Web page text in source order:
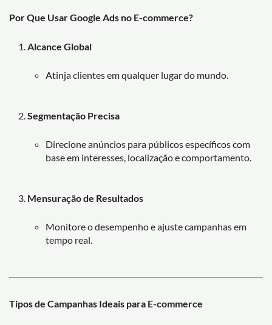
Por Que Usar Google Ads no E-commerce?
Alcance Global
Atinja clientes em qualquer lugar do mundo.
Segmentação Precisa
Direcione anúncios para públicos específicos com
base em interesses, localização e comportamento.
Mensuração de Resultados
Monitore o desempenho e ajuste campanhas em
tempo real.
Tipos de Campanhas Ideais para E-commerce